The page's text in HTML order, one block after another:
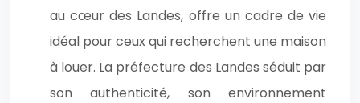
au cœur des Landes, offre un cadre de vie
idéal pour ceux qui recherchent une maison
à louer. La préfecture des Landes séduit par
son authenticité, son environnement